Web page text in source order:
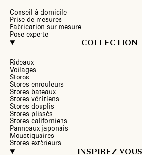
Conseil à domicile
Prise de mesures
Fabrication sur mesure
Pose experte
COLLECTION
Rideaux
Voilages
Stores
Stores enrouleurs
Stores bateaux
Stores vénitiens
Stores douplis
Stores plissés
Stores californiens
Panneaux japonais
Moustiquaires
Stores extérieurs
INSPIREZ-VOUS